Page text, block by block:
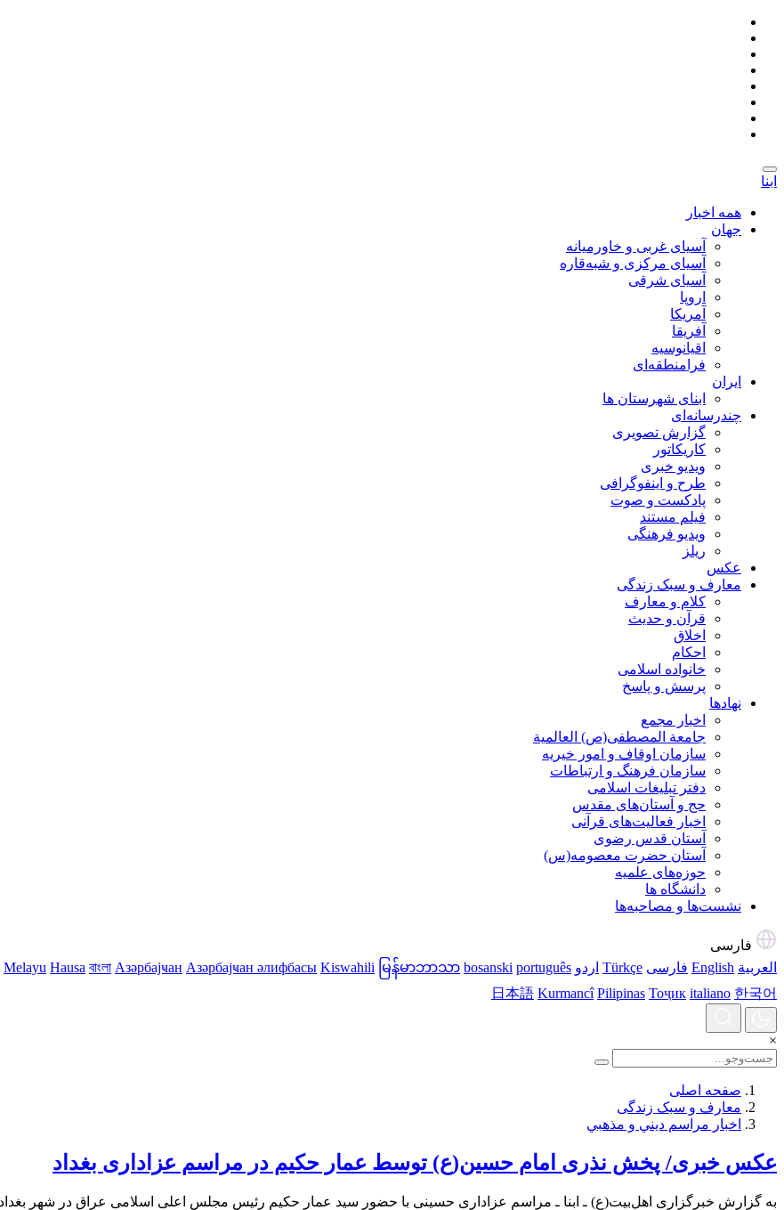
ابنا
همه اخبار
جهان
آسیای غربی و خاورمیانه
آسیای مرکزی و شبه‌قاره
آسیای شرقی
اروپا
آمریکا
آفریقا
اقیانوسیه
فرامنطقه‌ای
ایران
ابنای شهرستان ها
چندرسانه‌ای
گزارش تصويری
کاریکاتور
ویدیو خبری
طرح و اینفوگرافی
پادکست و صوت
فیلم مستند
ویدیو فرهنگی
ریلز
عکس
معارف و سبک زندگی
کلام و معارف
قرآن و حدیث
اخلاق
احکام
خانواده اسلامی
پرسش و پاسخ
نهادها
اخبار مجمع
جامعة المصطفی(ص) العالمية
سازمان اوقاف و امور خیریه
سازمان فرهنگ و ارتباطات
دفتر تبلیغات اسلامی
حج و آستان‌های مقدس
اخبار فعالیت‌های قرآنی
آستان قدس رضوی
آستان حضرت معصومه(س)
حوزه‌های علمیه
دانشگاه ها
نشست‌ها و مصاحبه‌ها
فارسی
العربية English فارسی Türkçe اردو Melayu Hausa বাংলা Азәрбајҹан Азәрбајҹан әлифбасы Kiswahili မြန်မာဘာသာ bosanski português
日本語 Kurmancî Pilipinas Тоҷик italiano 한국어
×
صفحه اصلی
معارف و سبک زندگی
اخبار مراسم ديني و مذهبي
عکس خبری/ پخش نذری امام حسین(ع) توسط عمار حکیم در مراسم عزاداری بغداد
به گزارش خبرگزاری اهل‌بیت(ع) ـ ابنا ـ مراسم عزاداری حسینی با حضور سید عمار حکیم رئیس مجلس اعلی اسلامی عراق در شهر